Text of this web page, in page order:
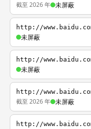
截至 2026 年 未屏蔽
http://
未屏蔽
http://
未屏蔽
http://
截至 2026 年 未屏蔽
http://